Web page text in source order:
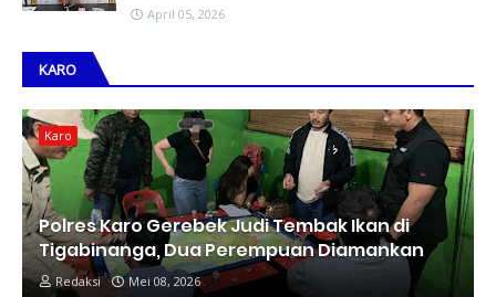
April 05, 2026
KARO
Karo
Polres Karo Gerebek Judi Tembak Ikan di
Tigabinanga, Dua Perempuan Diamankan
Redaksi Mei 08, 2026